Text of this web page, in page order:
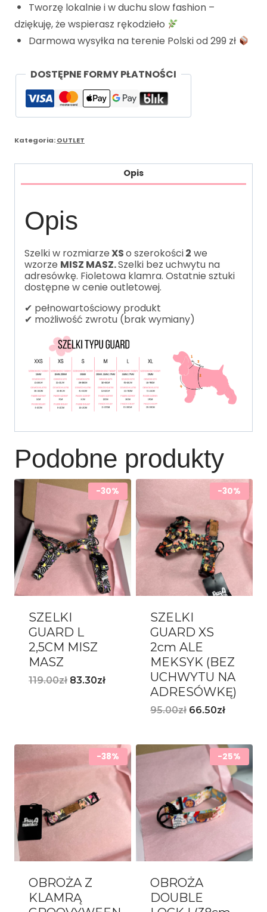
Tworzę lokalnie i w duchu slow fashion –
dziękuję, że wspierasz rękodzieło
Darmowa wysyłka na terenie Polski od 299 zł
DOSTĘPNE FORMY PŁATNOŚCI
Kategoria:OUTLET
Opis
Opis
Szelki w rozmiarzeXSo szerokości2 we
wzorze MISZ MASZ.Szelki bez uchwytu na
adresówkę. Fioletowa klamra. Ostatnie sztuki
dostępne w cenie outletowej.
✔ pełnowartościowy produkt
✔ możliwość zwrotu (brak wymiany)
Podobne produkty
-30%
SZELKI
GUARD L
2,5CM MISZ
MASZ
119.00zł 83.30zł
-30%
SZELKI
GUARD XS
2cm ALE
MEKSYK (BEZ
UCHWYTU NA
ADRESÓWKĘ)
95.00zł 66.50zł
-38%
OBROŻA Z
KLAMRĄ
-25%
OBROŻA
DOUBLE